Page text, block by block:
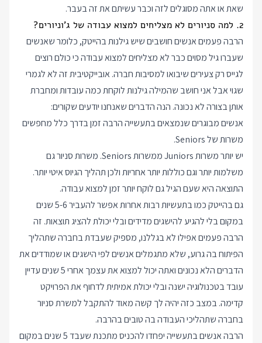
שאת או אתה מסוגלים לזה וכבר עשיתם את זה בעבר.
2. למה סניורים לא מצליחים למצוא עבודה של ג'וניורים?
הרבה פעמים אנשים חושבים שיש גילנות בהייטק, כלומר שאנשים
שעברו גיל מסוים כבר לא מצליחים למצוא עבודה כי כולם רוצים
לגייס רק צעירים שיבואו למסיבות חברה. אובייקטיבית זה לא לגמרי
שגוי אבל אני חושב שהמילה גילנות לוקחת כמה עובדות ומחברת
אותן בצורה לא נכונה. הנה הדברים שאנחנו יודעים שקורים:
אנשים מבוגרים שנמצאים בתעשייה הרבה זמן בדרך כלל מחפשים
משרות של Seniors.
יש יותר משרות Juniors ממשרות Seniors. משרות סניור גם
משלמות יותר וגם כוללות יותר אחריות ולכן תהליך הגיוס איטי יותר.
התוצאה היא שעם הגיל גם לוקח יותר זמן למצוא עבודה.
גם בהייטק כמו בתעשיות רבות אחרות אפשר להעביר 5-6 שנים
במקום בלי להגיע להישגים מדידים ובלי יכולת להציג תוצאות. זה
הרבה פעמים אפילו לא בגללנו, מספיק שעבדת בחברה שתהליך
הפיתוח בה גרוע, שלא מתגמלים אנשים לפי הישגים או שמודדים את
הדברים הלא נכונים ואתה יכול למצוא את עצמך אחרי 5 שנים עדיין
עובד בטכנולוגיה ישנה ובלי יכולת אמיתית לדחוף את הפרויקט
קדימה. במצב כזה יהיה לך קשה מאוד להתקבל למשרת סניור
בחברה שתהליכי העבודה בה טובים בהרבה.
הרבה אנשים בתעשייה יפחדו להכניס מתכנת שעבד 5 שנים במקום